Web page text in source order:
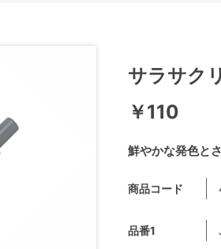
鮮やかな発色と
サラサク
￥110
商品コード
品番1